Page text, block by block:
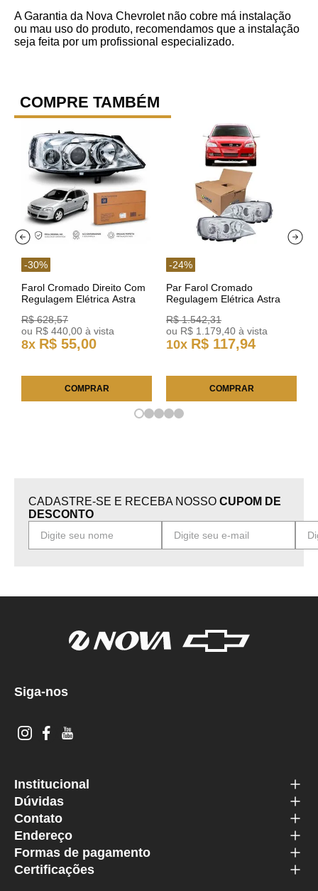
A Garantia da Nova Chevrolet não cobre má instalação
ou mau uso do produto, recomendamos que a instalação
seja feita por um profissional especializado.
COMPRE TAMBÉM
-30%
Farol Cromado Direito Com
Regulagem Elétrica Astra
R$ 628,57
ou R$ 440 00 à vista
8x R$ 55,00
COMPRAR
-24%
Par Farol Cromado
Regulagem Elétrica Astra
R$ 1.542,31
ou R$ 1 179 40 à vista
10x R$ 117,94
COMPRAR
CADASTRE-SE E RECEBA NOSSO CUPOM DE
DESCONTO
Siga-nos
Institucional
Dúvidas
Contato
Endereço
Formas de pagamento
Certificações